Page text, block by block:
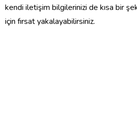
kendi iletişim bilgilerinizi de kısa bir
için fırsat yakalayabilirsiniz.